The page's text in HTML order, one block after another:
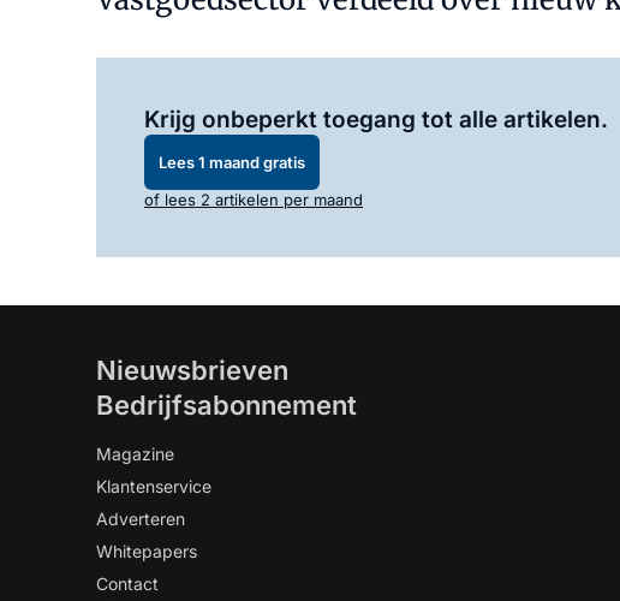
Krijg onbeperkt toegang tot alle artikelen.
Lees 1 maand gratis
of lees 2 artikelen per maand
Nieuwsbrieven
Bedrijfsabonnement
Magazine
Klantenservice
Adverteren
Whitepapers
Contact